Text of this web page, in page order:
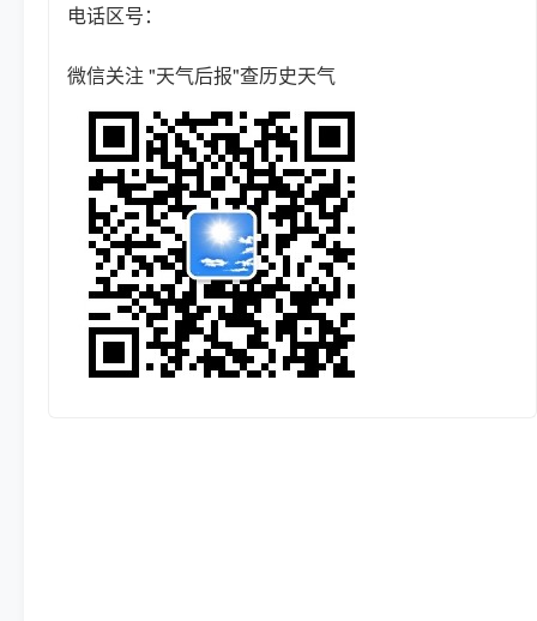
电话区号：
微信关注 "天气后报"查历史天气